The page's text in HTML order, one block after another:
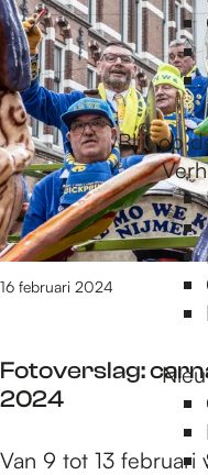
Blijf op
t
/
m
9
0
v
a
n
1
6
e
s
l
Fotoverslag:
2024
16 februari 2024
F
Van 9 tot 13